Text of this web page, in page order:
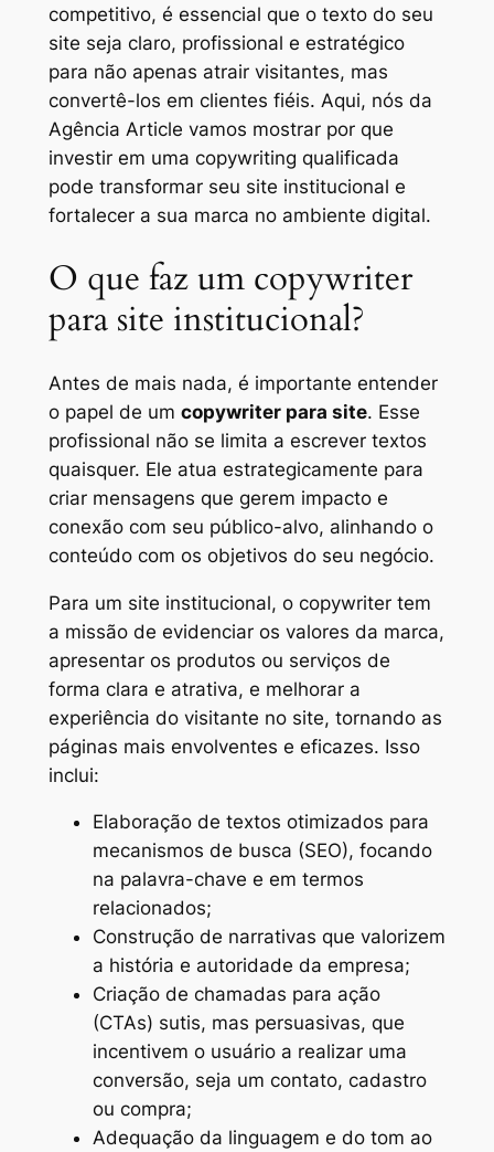
competitivo, é essencial que o texto do seu
site seja claro, profissional e estratégico
para não apenas atrair visitantes, mas
convertê-los em clientes fiéis. Aqui, nós da
Agência Article vamos mostrar por que
investir em uma copywriting qualificada
pode transformar seu site institucional e
fortalecer a sua marca no ambiente digital.
O que faz um copywriter
para site institucional?
Antes de mais nada, é importante entender
o papel de um copywriter para site. Esse
profissional não se limita a escrever textos
quaisquer. Ele atua estrategicamente para
criar mensagens que gerem impacto e
conexão com seu público-alvo, alinhando o
conteúdo com os objetivos do seu negócio.
Para um site institucional, o copywriter tem
a missão de evidenciar os valores da marca,
apresentar os produtos ou serviços de
forma clara e atrativa, e melhorar a
experiência do visitante no site, tornando as
páginas mais envolventes e eficazes. Isso
inclui:
Elaboração de textos otimizados para
mecanismos de busca (SEO), focando
na palavra-chave e em termos
relacionados;
Construção de narrativas que valorizem
a história e autoridade da empresa;
Criação de chamadas para ação
(CTAs) sutis, mas persuasivas, que
incentivem o usuário a realizar uma
conversão, seja um contato, cadastro
ou compra;
Adequação da linguagem e do tom ao